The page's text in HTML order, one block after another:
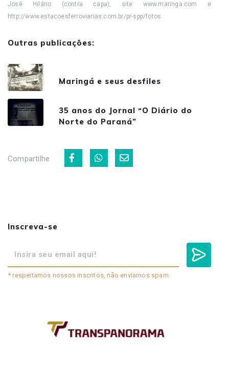
José Hilário (contra capa), site www.maringa.com e
http://www.estacoesferroviarias.com.br/pr-spp/fotos.
Outras publicações:
Maringá e seus desfiles
35 anos do Jornal “O Diário do
Norte do Paraná”
Compartilhe
Inscreva-se
* respeitamos nossos inscritos, não enviamos spam.